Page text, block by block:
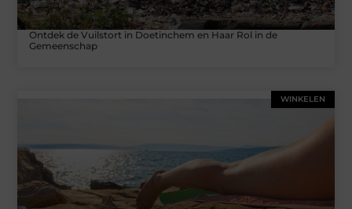
Ontdek de Vuilstort in Doetinchem en Haar Rol in de
Gemeenschap
WINKELEN